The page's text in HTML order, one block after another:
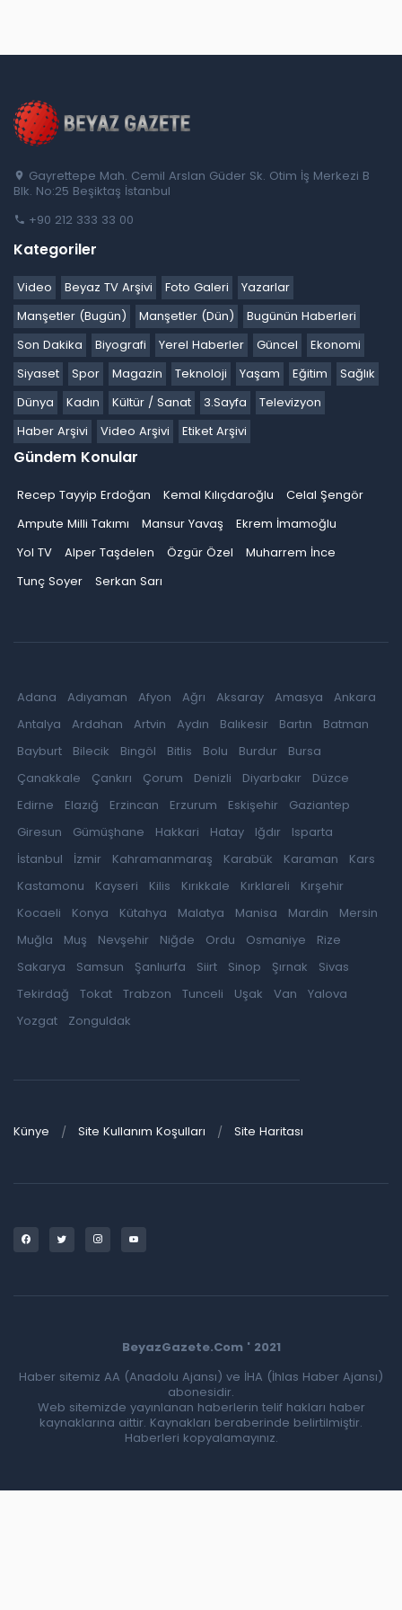
Gayrettepe Mah. Cemil Arslan Güder Sk. Otim İş Merkezi B
Blk. No:25 Beşiktaş İstanbul
+90 212 333 33 00
Kategoriler
Video Beyaz TV Arşivi Foto Galeri
Yazarlar
Manşetler (Bugün)
Manşetler (Dün)
Bugünün Haberleri
Son Dakika
Biyografi Yerel Haberler Güncel
Ekonomi
Siyaset
Spor Magazin Teknoloji Yaşam Eğitim
Sağlık
Dünya
Kadın Kültür / Sanat 3.Sayfa
Televizyon
Haber Arşivi
Video Arşivi Etiket Arşivi
Gündem Konular
Recep Tayyip Erdoğan Kemal Kılıçdaroğlu
Celal Şengör
Ampute Milli Takımı
Mansur Yavaş
Ekrem İmamoğlu
Yol TV
Alper Taşdelen Özgür Özel
Muharrem İnce
Tunç Soyer
Serkan Sarı
Adana Adıyaman Afyon Ağrı Aksaray Amasya
Ankara
Antalya
Ardahan Artvin Aydın Balıkesir Bartın
Batman
Bayburt
Bilecik Bingöl Bitlis Bolu Burdur
Bursa
Çanakkale
Çankırı Çorum Denizli Diyarbakır
Düzce
Edirne
Elazığ Erzincan Erzurum Eskişehir
Gaziantep
Giresun
Gümüşhane Hakkari Hatay Iğdır
Isparta
İstanbul
İzmir Kahramanmaraş Karabük Karaman
Kars
Kastamonu
Kayseri Kilis Kırıkkale Kırklareli
Kırşehir
Kocaeli
Konya Kütahya Malatya Manisa Mardin
Mersin
Muğla
Muş Nevşehir Niğde Ordu Osmaniye
Rize
Sakarya
Samsun Şanlıurfa Siirt Sinop Şırnak
Sivas
Tekirdağ
Tokat Trabzon Tunceli Uşak Van
Yalova
Yozgat
Zonguldak
Künye Site Kullanım Koşulları Site Haritası
BeyazGazete.Com ' 2021
Haber sitemiz AA (Anadolu Ajansı) ve İHA (İhlas Haber Ajansı)
abonesidir.
Web sitemizde yayınlanan haberlerin telif hakları haber
kaynaklarına aittir. Kaynakları beraberinde belirtilmiştir.
Haberleri kopyalamayınız.